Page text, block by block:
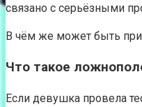
связано с серьёзными
В чём же может быть
Что такое
Если девушка провела